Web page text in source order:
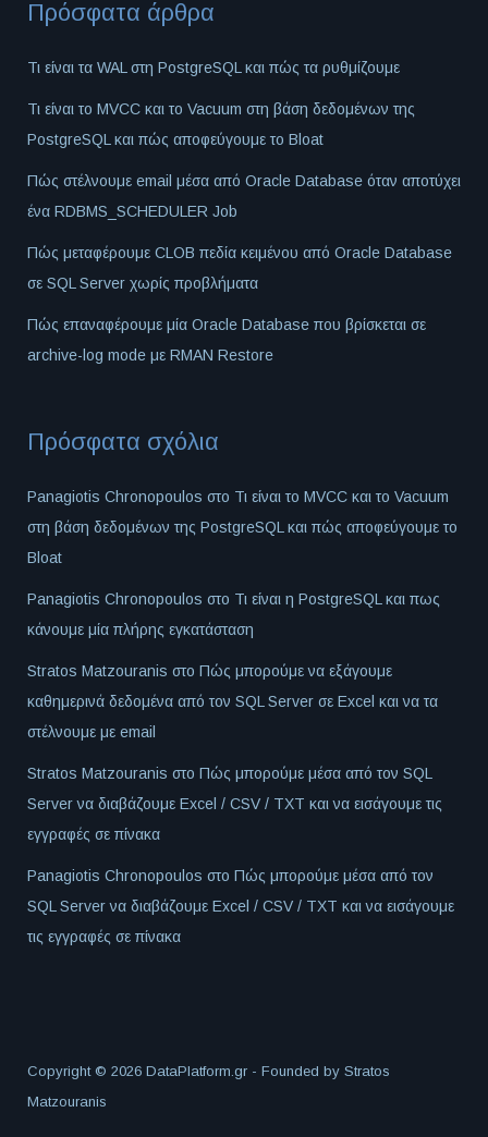
Πρόσφατα άρθρα
Τι είναι τα WAL στη PostgreSQL και πώς τα ρυθμίζουμε
Τι είναι το MVCC και το Vacuum στη βάση δεδομένων της
PostgreSQL και πώς αποφεύγουμε το Bloat
Πώς στέλνουμε email μέσα από Oracle Database όταν αποτύχει
ένα RDBMS_SCHEDULER Job
Πώς μεταφέρουμε CLOB πεδία κειμένου από Oracle Database
σε SQL Server χωρίς προβλήματα
Πώς επαναφέρουμε μία Oracle Database που βρίσκεται σε
archive-log mode με RMAN Restore
Πρόσφατα σχόλια
Panagiotis Chronopoulos στο Τι είναι το MVCC και το Vacuum
στη βάση δεδομένων της PostgreSQL και πώς αποφεύγουμε το
Bloat
Panagiotis Chronopoulos στο Τι είναι η PostgreSQL και πως
κάνουμε μία πλήρης εγκατάσταση
Stratos Matzouranis στο Πώς μπορούμε να εξάγουμε
καθημερινά δεδομένα από τον SQL Server σε Excel και να τα
στέλνουμε με email
Stratos Matzouranis στο Πώς μπορούμε μέσα από τον SQL
Server να διαβάζουμε Excel / CSV / TXT και να εισάγουμε τις
εγγραφές σε πίνακα
Panagiotis Chronopoulos στο Πώς μπορούμε μέσα από τον
SQL Server να διαβάζουμε Excel / CSV / TXT και να εισάγουμε
τις εγγραφές σε πίνακα
Copyright © 2026 DataPlatform.gr - Founded by Stratos
Matzouranis